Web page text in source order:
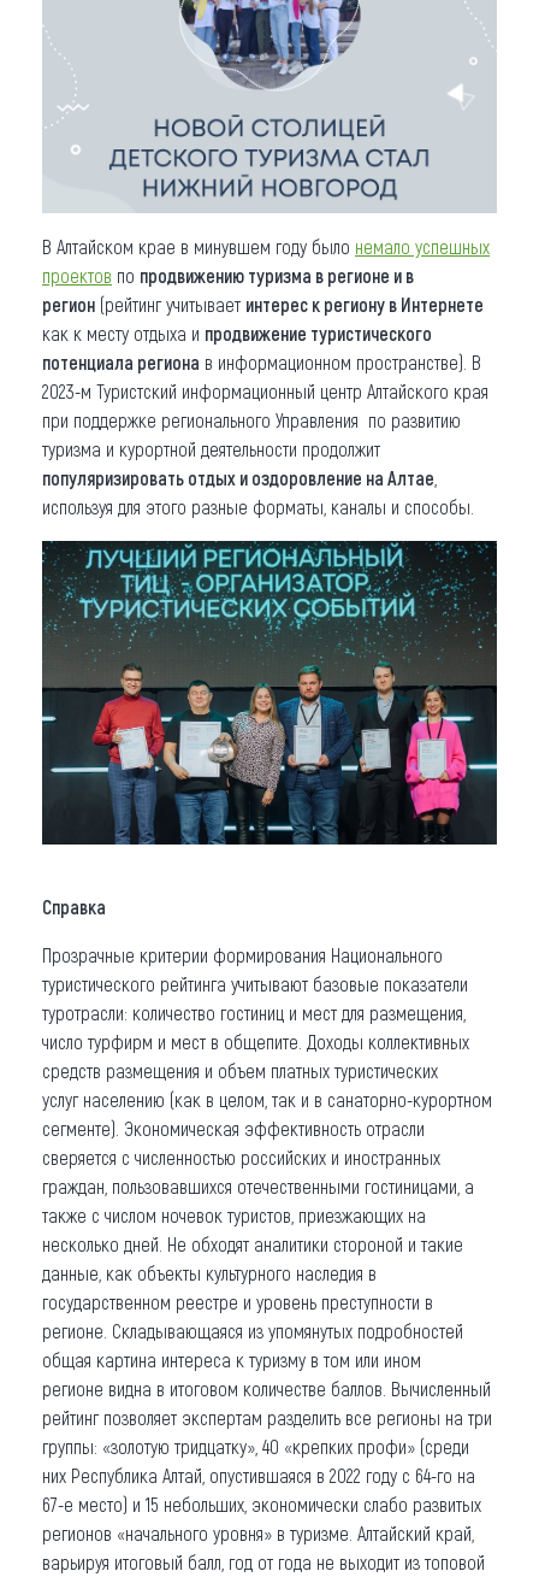
В Алтайском крае в минувшем году было немало успешных
проектов по продвижению туризма в регионе и в
регион (рейтинг учитывает интерес к региону в Интернете
как к месту отдыха и продвижение туристического
потенциала региона в информационном пространстве). В
2023-м Туристский информационный центр Алтайского края
при поддержке регионального Управления по развитию
туризма и курортной деятельности продолжит
популяризировать отдых и оздоровление на Алтае
используя для этого разные форматы, каналы и способы.
Справка
Прозрачные критерии формирования Национального
туристического рейтинга учитывают базовые показатели
туротрасли: количество гостиниц и мест для размещения,
число турфирм и мест в общепите. Доходы коллективных
средств размещения и объем платных туристических
услуг населению (как в целом, так и в санаторно-курортном
сегменте). Экономическая эффективность отрасли
сверяется с численностью российских и иностранных
граждан, пользовавшихся отечественными гостиницами, а
также с числом ночевок туристов, приезжающих на
несколько дней. Не обходят аналитики стороной и такие
данные, как объекты культурного наследия в
государственном реестре и уровень преступности в
регионе. Складывающаяся из упомянутых подробностей
общая картина интереса к туризму в том или ином
регионе видна в итоговом количестве баллов. Вычисленный
рейтинг позволяет экспертам разделить все регионы на три
группы: «золотую тридцатку», 40 «крепких профи» (среди
них Республика Алтай, опустившаяся в 2022 году с 64-го на
67-е место) и 15 небольших, экономически слабо развитых
регионов «начального уровня» в туризме. Алтайский край,
варьируя итоговый балл, год от года не выходит из топовой